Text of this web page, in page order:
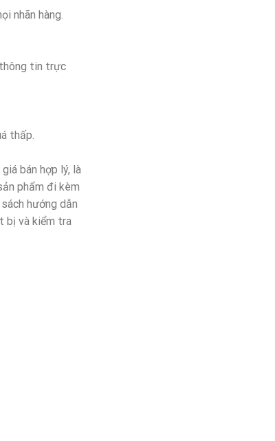
nhãn hàng.
tin trực
thấp.
bán hợp lý, là
phẩm đi kèm
hướng dẫn
bị và kiểm tra